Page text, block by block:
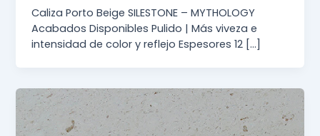
Caliza Porto Beige SILESTONE – MYTHOLOGY
Acabados Disponibles Pulido | Más viveza e
intensidad de color y reflejo Espesores 12 […]